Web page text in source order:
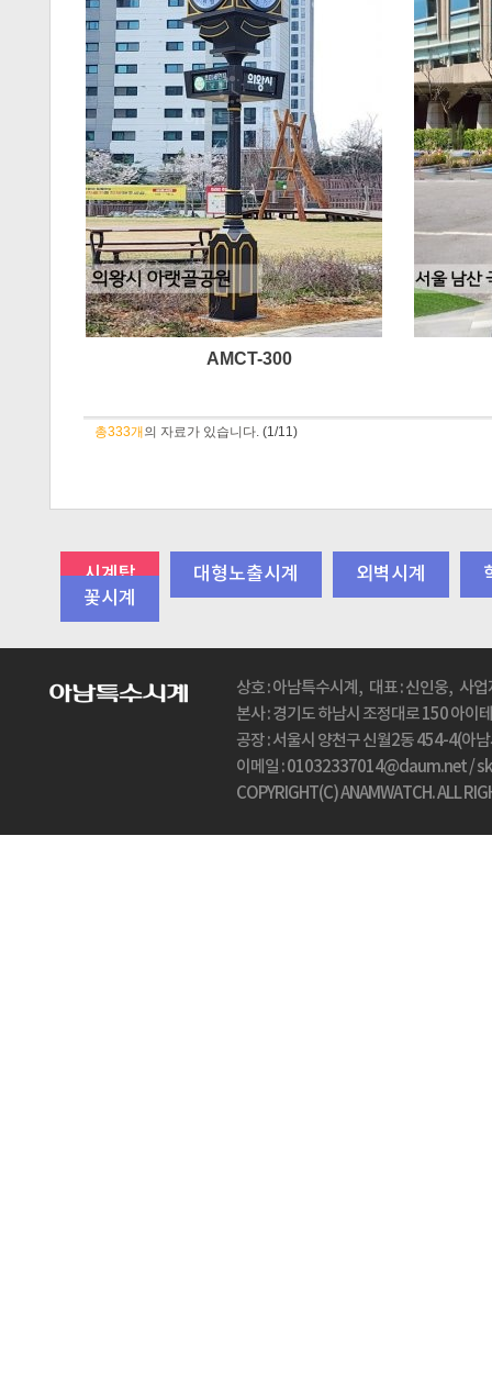
AMCT-300
총333개 의 자료가 있습니다. (1/11)
시계탑 대형노출시계 외벽시계
꽃시계
상호 : 아남특수시계, 대표 : 신인웅, 사
본사 : 경기도 하남시 조정대로 150 아
공장 : 서울시 양천구 신월2동 454-4(
이메일 : 01032337014@daum.net /
COPYRIGHT(C) ANAMWATCH. ALL